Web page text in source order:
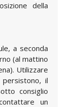
della
a seconda
(al mattino
Utilizzare
il
consiglio
un